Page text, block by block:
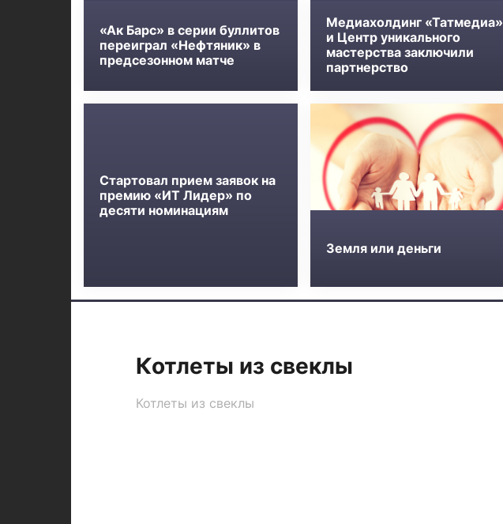
«Ак Барс» в серии буллитов
переиграл «Нефтяник» в
предсезонном матче
Медиахолдинг «Татмедиа»
и Центр уникального
мастерства заключили
партнерство
Стартовал прием заявок на
премию «ИТ Лидер» по
десяти номинациям
Земля или деньги
Котлеты из свеклы
Котлеты из свеклы